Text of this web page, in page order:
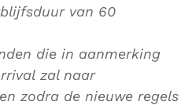
van 60
die in aanmerking
zal naar
zodra de nieuwe regels